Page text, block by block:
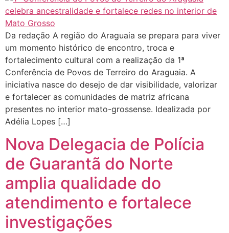
Da redação A região do Araguaia se prepara para viver
um momento histórico de encontro, troca e
fortalecimento cultural com a realização da 1ª
Conferência de Povos de Terreiro do Araguaia. A
iniciativa nasce do desejo de dar visibilidade, valorizar
e fortalecer as comunidades de matriz africana
presentes no interior mato-grossense. Idealizada por
Adélia Lopes […]
Nova Delegacia de Polícia
de Guarantã do Norte
amplia qualidade do
atendimento e fortalece
investigações